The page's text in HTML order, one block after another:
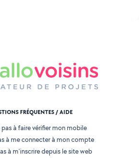
FRÉQUENTES / AIDE
pas à faire vérifier mon mobile
à me connecter à mon compte
à m'inscrire depuis le site web